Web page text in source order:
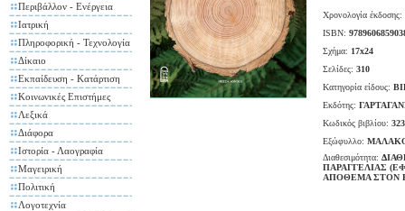
Περιβάλλον - Ενέργεια
Ιατρική
Πληροφορική - Τεχνολογία
Δίκαιο
Εκπαίδευση - Κατάρτιση
Κοινωνικές Επιστήμες
Λεξικά
Διάφορα
Ιστορία - Λαογραφία
Μαγειρική
Πολιτική
Λογοτεχνία
Χρονολογία έκδοσης:
ISBN:
Σχήμα: 17x24
Σελίδες: 310
Κατηγορία είδους:
Εκδότης:
Κωδικός βιβλίου:
Εξώφυλλο:
Διαθεσιμότητα:
ΠΑΡΑΓΓΕΛΙΑΣ
ΑΠΟΘΕΜΑ ΣΤΟΝ